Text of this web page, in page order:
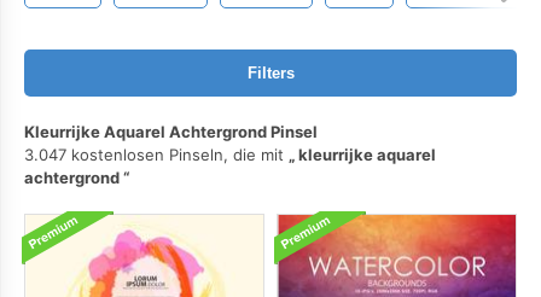
Filters
Kleurrijke Aquarel Achtergrond Pinsel
3.047 kostenlosen Pinseln, die mit
kleurrijke aquarel
achtergrond